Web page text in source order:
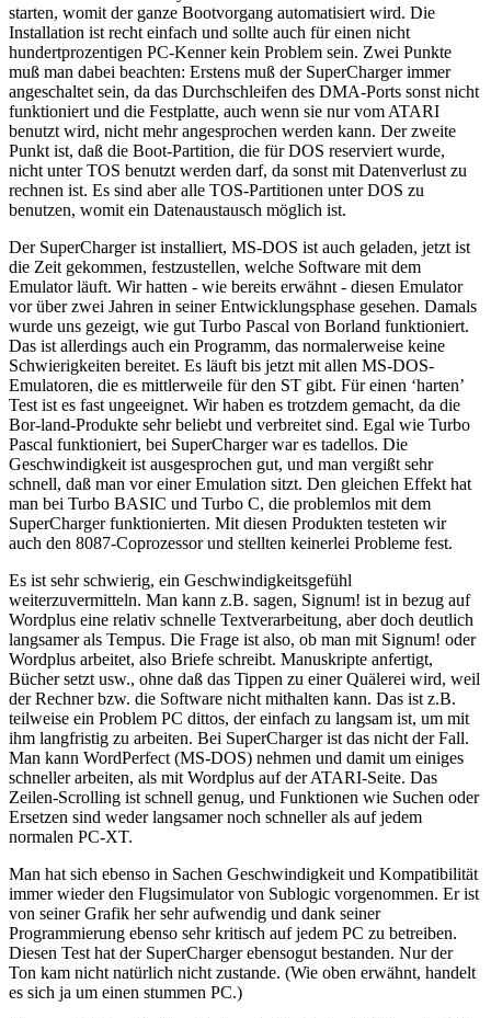
starten, womit der ganze Bootvorgang automatisiert wird. Die
Installation ist recht einfach und sollte auch für einen nicht
hundertprozentigen PC-Kenner kein Problem sein. Zwei Punkte
muß man dabei beachten: Erstens muß der SuperCharger immer
angeschaltet sein, da das Durchschleifen des DMA-Ports sonst nicht
funktioniert und die Festplatte, auch wenn sie nur vom ATARI
benutzt wird, nicht mehr angesprochen werden kann. Der zweite
Punkt ist, daß die Boot-Partition, die für DOS reserviert wurde,
nicht unter TOS benutzt werden darf, da sonst mit Datenverlust zu
rechnen ist. Es sind aber alle TOS-Partitionen unter DOS zu
benutzen, womit ein Datenaustausch möglich ist.
Der SuperCharger ist installiert, MS-DOS ist auch geladen, jetzt ist
die Zeit gekommen, festzustellen, welche Software mit dem
Emulator läuft. Wir hatten - wie bereits erwähnt - diesen Emulator
vor über zwei Jahren in seiner Entwicklungsphase gesehen. Damals
wurde uns gezeigt, wie gut Turbo Pascal von Borland funktioniert.
Das ist allerdings auch ein Programm, das normalerweise keine
Schwierigkeiten bereitet. Es läuft bis jetzt mit allen MS-DOS-
Emulatoren, die es mittlerweile für den ST gibt. Für einen ‘harten’
Test ist es fast ungeeignet. Wir haben es trotzdem gemacht, da die
Bor-land-Produkte sehr beliebt und verbreitet sind. Egal wie Turbo
Pascal funktioniert, bei SuperCharger war es tadellos. Die
Geschwindigkeit ist ausgesprochen gut, und man vergißt sehr
schnell, daß man vor einer Emulation sitzt. Den gleichen Effekt hat
man bei Turbo BASIC und Turbo C, die problemlos mit dem
SuperCharger funktionierten. Mit diesen Produkten testeten wir
auch den 8087-Coprozessor und stellten keinerlei Probleme fest.
Es ist sehr schwierig, ein Geschwindigkeitsgefühl
weiterzuvermitteln. Man kann z.B. sagen, Signum! ist in bezug auf
Wordplus eine relativ schnelle Textverarbeitung, aber doch deutlich
langsamer als Tempus. Die Frage ist also, ob man mit Signum! oder
Wordplus arbeitet, also Briefe schreibt. Manuskripte anfertigt,
Bücher setzt usw., ohne daß das Tippen zu einer Quälerei wird, weil
der Rechner bzw. die Software nicht mithalten kann. Das ist z.B.
teilweise ein Problem PC dittos, der einfach zu langsam ist, um mit
ihm langfristig zu arbeiten. Bei SuperCharger ist das nicht der Fall.
Man kann WordPerfect (MS-DOS) nehmen und damit um einiges
schneller arbeiten, als mit Wordplus auf der ATARI-Seite. Das
Zeilen-Scrolling ist schnell genug, und Funktionen wie Suchen oder
Ersetzen sind weder langsamer noch schneller als auf jedem
normalen PC-XT.
Man hat sich ebenso in Sachen Geschwindigkeit und Kompatibilität
immer wieder den Flugsimulator von Sublogic vorgenommen. Er ist
von seiner Grafik her sehr aufwendig und dank seiner
Programmierung ebenso sehr kritisch auf jedem PC zu betreiben.
Diesen Test hat der SuperCharger ebensogut bestanden. Nur der
Ton kam nicht natürlich nicht zustande. (Wie oben erwähnt, handelt
es sich ja um einen stummen PC.)